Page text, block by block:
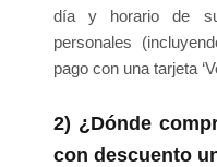
día y horario de
personales
pago con una tarjeta
2) ¿Dónde
con descuento